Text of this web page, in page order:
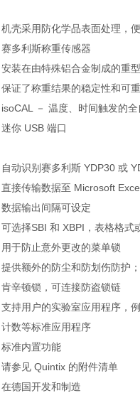
机壳采用防化学品表面处理，
赛多利斯称重传感器
安装在由特殊铝合金制成的重
保证了称重结果的稳定性和可
isoCAL － 温度、时间触发的
迷你 USB 端口
自动识别赛多利斯 YDP30 或
直接传输数据至 Microsoft
数据输出间隔可设定
可选择SBI 和 XBPI，表格格式
用于防止意外更改的菜单锁
提供额外的防尘和防划伤防护
肯辛顿锁，可连接防盗锁链
支持用户的实验室应用程序，
计数等标准应用程序
标准内置功能
请参见 Quintix 的附件清单
在德国开发和制造